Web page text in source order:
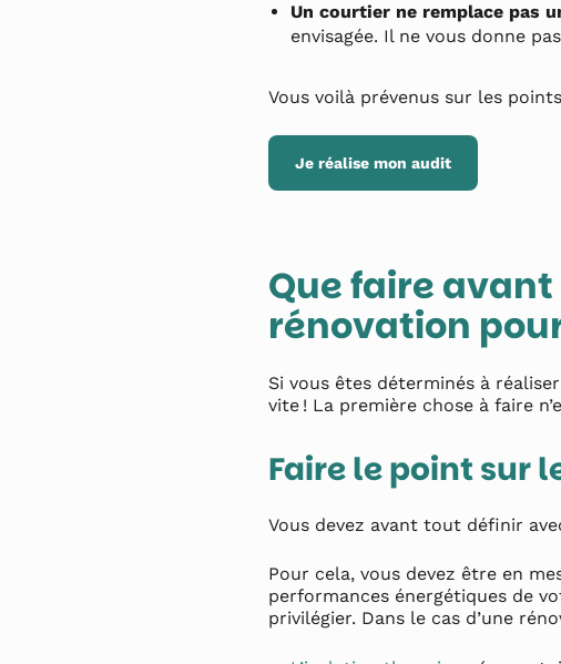
Un courtier ne remplace pas
envisagée. Il ne vous donne
Vous voilà prévenus sur les
Je réalise mon audit
Que faire
rénovation
Si vous êtes déterminés à
vite ! La première chose à faire
Faire le point sur
Vous devez avant tout définir
Pour cela, vous devez être en
performances énergétiques de
privilégier. Dans le cas d’une